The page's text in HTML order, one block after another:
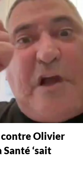
contre Olivier
‘sait